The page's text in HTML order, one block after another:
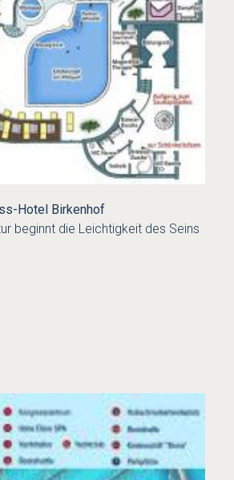
Hotel Birkenhof
beginnt die Leichtigkeit des Seins